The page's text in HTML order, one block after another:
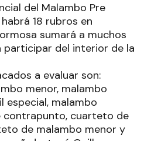
del Malambo Pre
18 rubros en
sumará a muchos
participar del interior de la
a evaluar son:
menor, malambo
especial, malambo
contrapunto, cuarteto de
de malambo menor y